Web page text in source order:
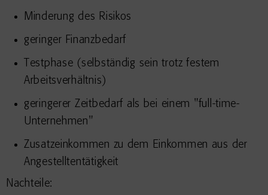
Minderung des Risikos
geringer Finanzbedarf
Testphase (selbständig sein trotz festem
Arbeitsverhältnis)
geringerer Zeitbedarf als bei einem "full-time-
Unternehmen"
Zusatzeinkommen zu dem Einkommen aus der
Angestelltentätigkeit
Nachteile: